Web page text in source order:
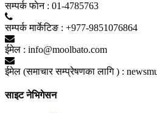
सम्पर्क फाेन : 01-4785763
सम्पर्क मार्केटिङ : +977-9851076864
ईमेल : info@moolbato.com
ईमेल (समाचार सम्प्रेषणका लागि ) :
साइट नेभिगेसन